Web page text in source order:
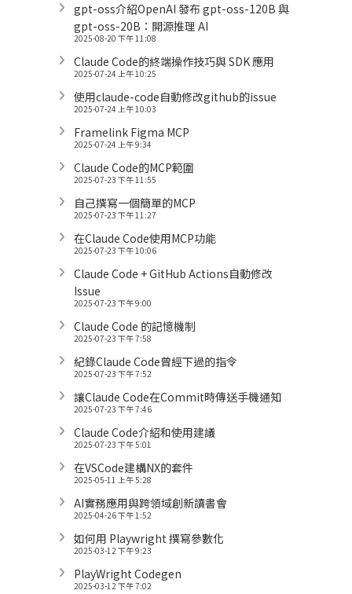
gpt-oss介紹OpenAI 發布 gpt-oss-120B 與
gpt-oss-20B：開源推理 AI
2025-08-20 下午 11:08
Claude Code的終端操作技巧與 SDK 應用
2025-07-24 上午 10:25
使用claude-code自動修改github的issue
2025-07-24 上午 10:03
Framelink Figma MCP
2025-07-24 上午 9:34
Claude Code的MCP範圍
2025-07-23 下午 11:55
自己撰寫一個簡單的MCP
2025-07-23 下午 11:27
在Claude Code使用MCP功能
2025-07-23 下午 10:06
Claude Code + GitHub Actions自動修改
Issue
2025-07-23 下午 9:00
Claude Code 的記憶機制
2025-07-23 下午 7:58
紀錄Claude Code曾經下過的指令
2025-07-23 下午 7:52
讓Claude Code在Commit時傳送手機通知
2025-07-23 下午 7:46
Claude Code介紹和使用建議
2025-07-23 下午 5:01
在VSCode建構NX的套件
2025-05-11 上午 5:28
AI實務應用與跨領域創新讀書會
2025-04-26 下午 1:52
如何用 Playwright 撰寫參數化
2025-03-12 下午 9:23
PlayWright Codegen
2025-03-12 下午 7:02